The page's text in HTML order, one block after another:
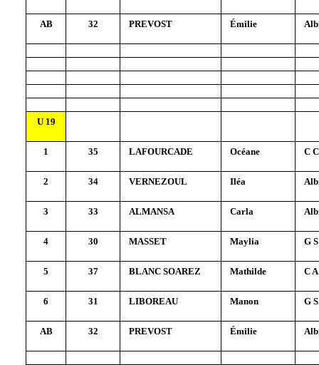
AB 32 PREVOST Émilie
U 19
1 35 LAFOURCADE Océane C
2 34 VERNEZOUL Iléa
3 33 ALMANSA Carla
4 30 MASSET Maylia G
5 37 BLANC SOAREZ Mathilde C
6 31 LIBOREAU Manon G
AB 32 PREVOST Émilie